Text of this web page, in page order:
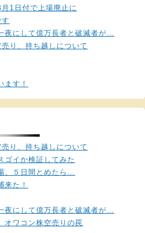
1日付で上場廃止に
夜にして億万長者と破滅者が…
り、持ち越しについて
ます！
り、持ち越しについて
ゴイか検証してみた
、５日間とめたら…
来た！
夜にして億万長者と破滅者が…
オワコン株空売りの罠